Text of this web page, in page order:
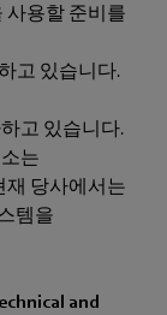
사용할 준비를
고 있습니다.
고 있습니다.
는
재 당사에서는
템을
and